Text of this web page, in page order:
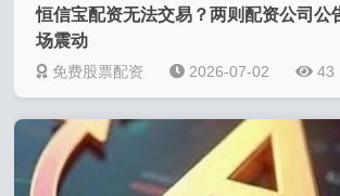
恒信宝配资无法交易？两则配资公司公
场震动
免费股票配资 2026-07-02 43